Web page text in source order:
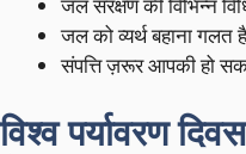
जल संरक्षण की विभिन्न
जल को व्यर्थ बहाना गलत
संपत्ति ज़रूर आपकी हो
विश्व पर्यावरण